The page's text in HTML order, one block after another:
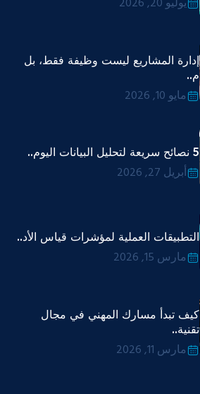
إدارة المشاريع ليست وظيفة فقط، بل
م..
مايو 10, 2026
5 نصائح سريعة لتحليل البيانات اليوم..
أبريل 27, 2026
التطبيقات العملية لمؤشرات قياس الأد..
مارس 15, 2026
كيف تبدأ مسارك المهني في مجال
تقنية..
مارس 11, 2026